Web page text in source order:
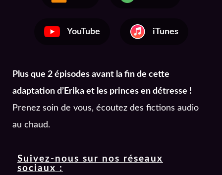
YouTube iTunes
Plus que 2 épisodes avant la fin de cette
adaptation d’Erika et les princes en détresse !
Prenez soin de vous, écoutez des fictions audio
au chaud.
Suivez-nous sur nos réseaux
sociaux :